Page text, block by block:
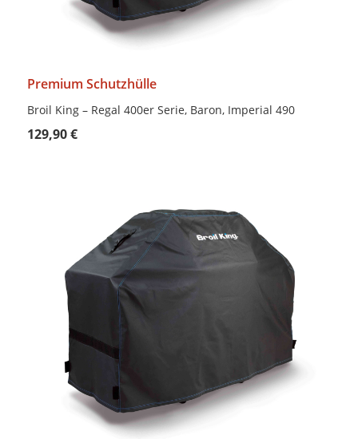
Premium Schutzhülle
Broil King – Regal 400er Serie, Baron, Imperial 490
129,90 €